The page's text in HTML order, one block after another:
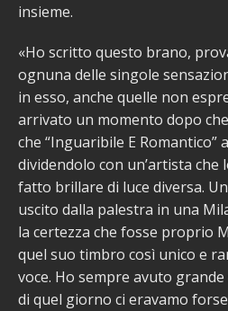
insieme.
«Ho scritto questo brano,
ognuna delle singole
in esso, anche quelle non
arrivato un momento dopo
che “Inguaribile E Romantico”
dividendolo con un’artista che
fatto brillare di luce diversa.
uscito dalla palestra in una
la certezza che fosse proprio
quel suo timbro così unico e
voce. Ho sempre avuto
di quel giorno ci eravamo